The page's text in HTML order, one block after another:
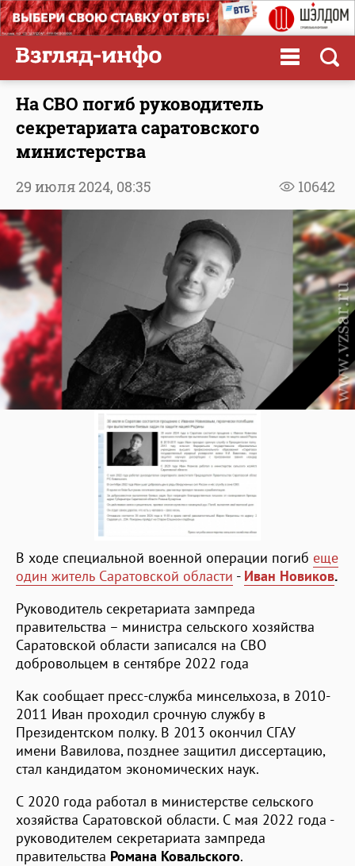
На СВО погиб руководитель
секретариата саратовского
министерства
10642
29 июля 2024, 08:35
В ходе специальной военной операции погиб еще
один житель Саратовской области - Иван Новиков.
Руководитель секретариата зампреда
правительства – министра сельского хозяйства
Саратовской области записался на СВО
добровольцем в сентябре 2022 года
Как сообщает пресс-служба минсельхоза, в 2010-
2011 Иван проходил срочную службу в
Президентском полку. В 2013 окончил СГАУ
имени Вавилова, позднее защитил диссертацию,
стал кандидатом экономических наук.
С 2020 года работал в министерстве сельского
хозяйства Саратовской области. С мая 2022 года -
руководителем секретариата зампреда
правительства Романа Ковальского.